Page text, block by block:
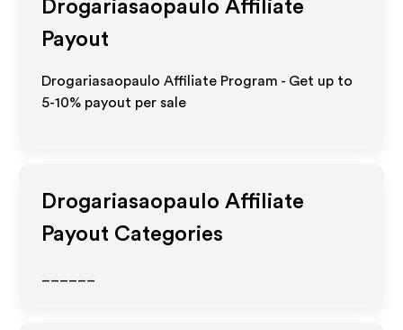
Drogariasaopaulo Affiliate
Payout
Drogariasaopaulo Affiliate Program - Get up to
5-10% payout per sale
Drogariasaopaulo Affiliate
Payout Categories